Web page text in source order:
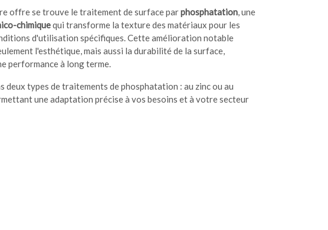
offre se trouve le traitement de surface parphosphatation, une
chimiquequi transforme la texture des matériaux pour les
d'utilisation spécifiques. Cette amélioration notable
l'esthétique, mais aussi la durabilité de la surface,
performance à long terme.
deux types de traitements de phosphatation : au zinc ou au
une adaptation précise à vos besoins et à votre secteur